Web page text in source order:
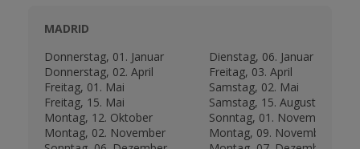
MADRID
Donnerstag, 01. Januar
Dienstag, 06. Januar
Donnerstag, 02. April
Freitag, 03. April
Freitag, 01. Mai
Samstag, 02. Mai
Freitag, 15. Mai
Samstag, 15. August
Montag, 12. Oktober
Sonntag, 01. November
Montag, 02. November
Montag, 09. November